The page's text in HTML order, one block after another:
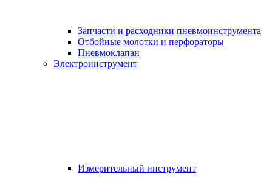
Запчасти и расходники пневмоинструмента
Отбойные молотки и перфораторы
Пневмоклапан
Электроинструмент
Измерительный инструмент